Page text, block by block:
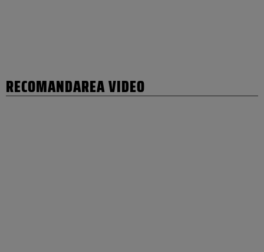
RECOMANDAREA VIDEO